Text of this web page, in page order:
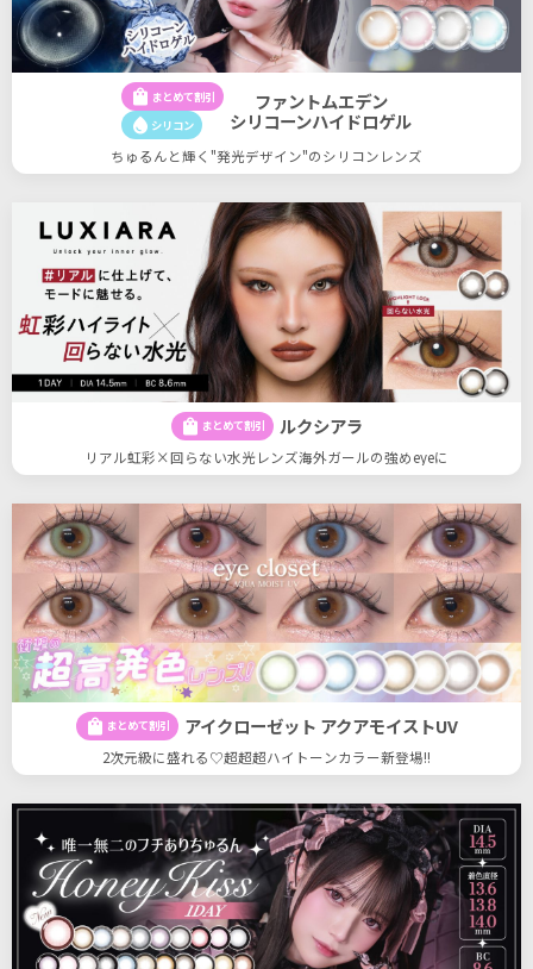
shopping_bag まとめて割引
water_drop シリコン
ファントムエデン
シリコーンハイドロゲル
ちゅるんと輝く"発光デザイン"のシリコンレンズ
shopping_bag まとめて割引 ルクシアラ
リアル虹彩×回らない水光レンズ海外ガールの強めeyeに
shopping_bag まとめて割引 アイクローゼット アクアモイストUV
2次元級に盛れる♡超超超ハイトーンカラー新登場!!